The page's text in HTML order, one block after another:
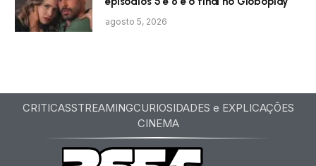
agosto 5, 2026
CRITICASSTREAMINGCURIOSIDADES e EXPLICAÇÕES
CINEMA